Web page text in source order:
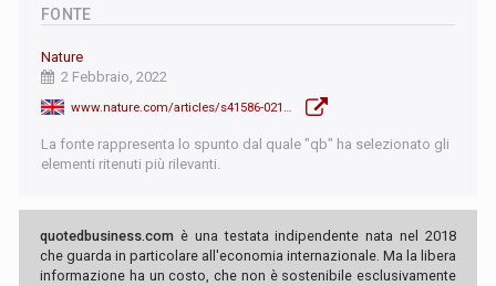
FONTE
Nature
2 Febbraio, 2022
La fonte rappresenta lo spunto dal quale "qb" ha selezionato gli
elementi ritenuti più rilevanti.
quotedbusiness.com è una testata indipendente nata nel 2018
che guarda in particolare all'economia internazionale. Ma la libera
informazione ha un costo, che non è sostenibile esclusivamente